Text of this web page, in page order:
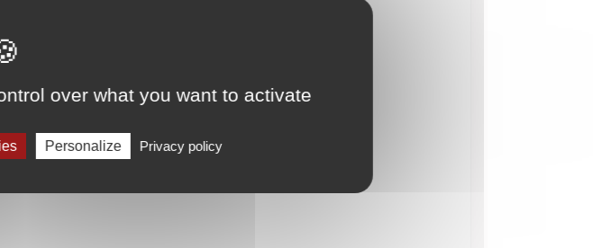
over what you want to activate
Personalize Privacy policy